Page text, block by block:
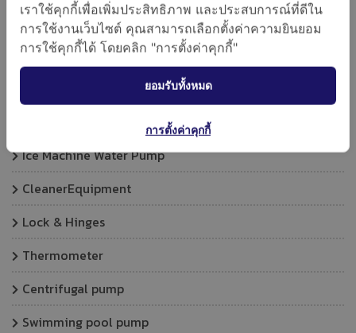
Sight Glass
Pressure Control
Brazing Rod and Flux
Ice Machine Water Pump
CleanerEquipment
Lock & Hinges
Thermometer
Centrifugal pump
Swimming pool pump
เราใช้คุกกี้เพื่อเพิ่มประสิทธิภาพ และประสบการณ์ที่ดีใน
การใช้งานเว็บไซต์ คุณสามารถเลือกตั้งค่าความยินยอม
การใช้คุกกี้ได้ โดยคลิก "การตั้งค่าคุกกี้"
ยอมรับทั้งหมด
การตั้งค่าคุกกี้